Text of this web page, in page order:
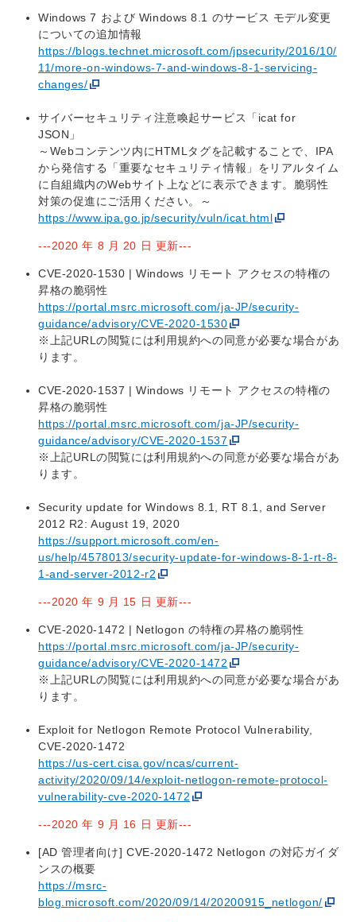
Windows 7 および Windows 8.1 のサービス モデル変更
についての追加情報
https://blogs.technet.microsoft.com/jpsecurity/2016/10/
11/more-on-windows-7-and-windows-8-1-servicing-
changes/
サイバーセキュリティ注意喚起サービス「icat for
JSON」
～Webコンテンツ内にHTMLタグを記載することで、IPA
から発信する「重要なセキュリティ情報」をリアルタイム
に自組織内のWebサイト上などに表示できます。脆弱性
対策の促進にご活用ください。～
https://www.ipa.go.jp/security/vuln/icat.html
---2020 年 8 月 20 日 更新---
CVE-2020-1530 | Windows リモート アクセスの特権の
昇格の脆弱性
https://portal.msrc.microsoft.com/ja-JP/security-
guidance/advisory/CVE-2020-1530
※上記URLの閲覧には利用規約への同意が必要な場合があ
ります。
CVE-2020-1537 | Windows リモート アクセスの特権の
昇格の脆弱性
https://portal.msrc.microsoft.com/ja-JP/security-
guidance/advisory/CVE-2020-1537
※上記URLの閲覧には利用規約への同意が必要な場合があ
ります。
Security update for Windows 8.1, RT 8.1, and Server
2012 R2: August 19, 2020
https://support.microsoft.com/en-
us/help/4578013/security-update-for-windows-8-1-rt-8-
1-and-server-2012-r2
---2020 年 9 月 15 日 更新---
CVE-2020-1472 | Netlogon の特権の昇格の脆弱性
https://portal.msrc.microsoft.com/ja-JP/security-
guidance/advisory/CVE-2020-1472
※上記URLの閲覧には利用規約への同意が必要な場合があ
ります。
Exploit for Netlogon Remote Protocol Vulnerability,
CVE-2020-1472
https://us-cert.cisa.gov/ncas/current-
activity/2020/09/14/exploit-netlogon-remote-protocol-
vulnerability-cve-2020-1472
---2020 年 9 月 16 日 更新---
[AD 管理者向け] CVE-2020-1472 Netlogon の対応ガイダ
ンスの概要
https://msrc-
blog.microsoft.com/2020/09/14/20200915_netlogon/